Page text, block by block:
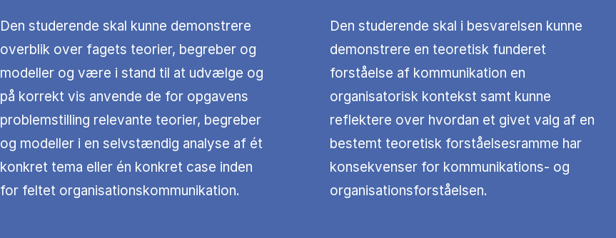
Den studerende skal kunne demonstrere
overblik over fagets teorier, begreber og
modeller og være i stand til at udvælge og
på korrekt vis anvende de for opgavens
problemstilling relevante teorier, begreber
og modeller i en selvstændig analyse af ét
konkret tema eller én konkret case inden
for feltet organisationskommunikation.
Den studerende skal i besvarelsen kunne
demonstrere en teoretisk funderet
forståelse af kommunikation en
organisatorisk kontekst samt kunne
reflektere over hvordan et givet valg af en
bestemt teoretisk forståelsesramme har
konsekvenser for kommunikations- og
organisationsforståelsen.